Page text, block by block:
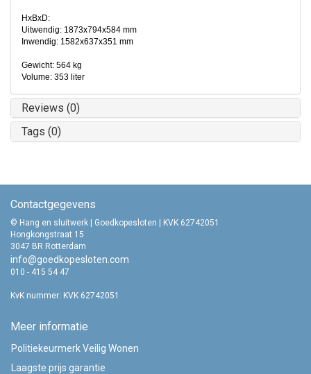
HxBxD:
Uitwendig: 1873x794x584 mm
Inwendig: 1582x637x351 mm
Gewicht: 564 kg
Volume: 353 liter
Reviews (0)
Tags (0)
Contactgegevens
© Hang en sluitwerk | Goedkopesloten | KVK 62742051
Hongkongstraat 15
3047 BR Rotterdam
info@goedkopesloten.com
010 - 415 54 47
KvK nummer: KVK 62742051
Meer informatie
Politiekeurmerk Veilig Wonen
Laagste prijs garantie